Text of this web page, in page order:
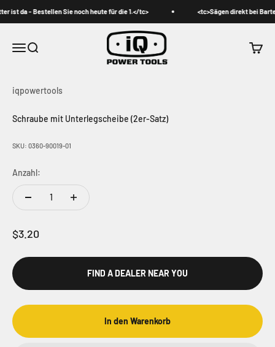
ist da - Bestellen Sie noch heute für die 1.</tc> <tc>Sägen direkt bei
MenüSuche
iqpowertools
iqpowertools
Schraube mit Unterlegscheibe (2er-Satz)
SKU: 0360-90019-01
Anzahl:
Angebot
$3.20
FIND A DEALER NEAR YOU
In den Warenkorb